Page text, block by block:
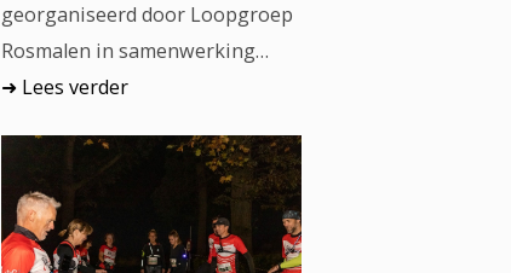
georganiseerd door Loopgroep
Rosmalen in samenwerking…
Lees verder